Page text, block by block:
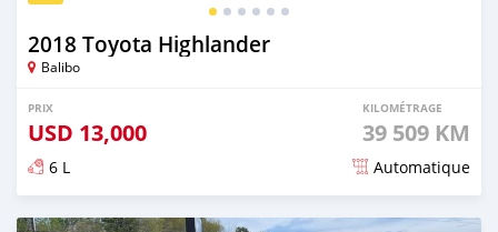
2018 Toyota Highlander
Balibo
PRIX
USD 13,000
KILOMÉTRAGE
39 509 KM
6 L Automatique
Publié il y a plus de 2 ans